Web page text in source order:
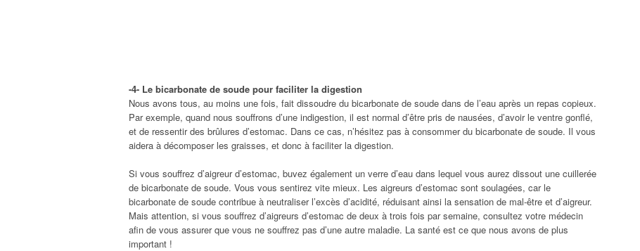
-4- Le bicarbonate de soude pour faciliter la digestion
Nous avons tous, au moins une fois, fait dissoudre du bicarbonate de soude dans de l’eau après un repas copieux.
Par exemple, quand nous souffrons d’une indigestion, il est normal d’être pris de nausées, d’avoir le ventre gonflé,
et de ressentir des brûlures d’estomac. Dans ce cas, n’hésitez pas à consommer du bicarbonate de soude. Il vous
aidera à décomposer les graisses, et donc à faciliter la digestion.
Si vous souffrez d’aigreur d’estomac, buvez également un verre d’eau dans lequel vous aurez dissout une cuillerée
de bicarbonate de soude. Vous vous sentirez vite mieux. Les aigreurs d’estomac sont soulagées, car le
bicarbonate de soude contribue à neutraliser l’excès d’acidité, réduisant ainsi la sensation de mal-être et d’aigreur.
Mais attention, si vous souffrez d’aigreurs d’estomac de deux à trois fois par semaine, consultez votre médecin
afin de vous assurer que vous ne souffrez pas d’une autre maladie. La santé est ce que nous avons de plus
important !